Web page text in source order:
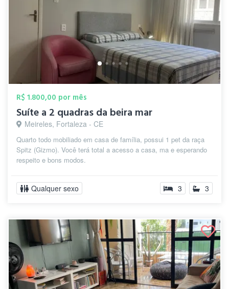
R$ 1.800,00 por mês
Suíte a 2 quadras da beira mar
Meireles, Fortaleza - CE
Quarto todo mobiliado em casa de família, possui 1 pet da raça
Spitz (Gizmo). Você terá total a acesso a casa, ma e esperando
respeito e bons modos.
Qualquer sexo 3 3